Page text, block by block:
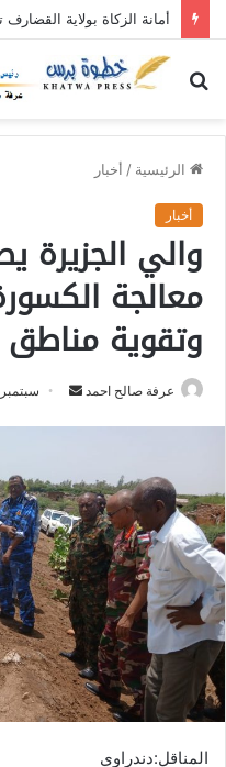
الرئيسية / أخبار
أخبار
والي الجزيرة
معالجة
وتقوية
عرفة صالح احمد
ب
ر
ي
د
ا
إ
ل
ك
ت
سبتمبر 8, 2024
المناقل:دندراوي